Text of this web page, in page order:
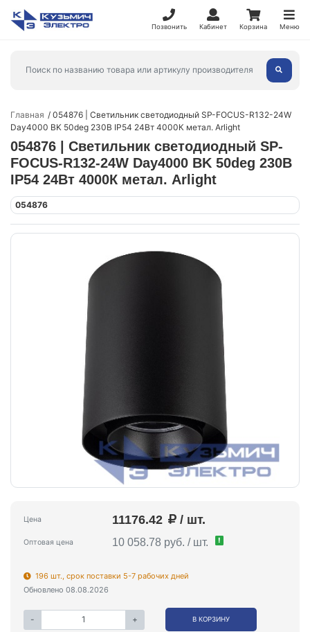
Позвонить Кабинет Корзина Меню
Главная
054876 | Светильник светодиодный SP-FOCUS-R132-24W
Day4000 BK 50deg 230В IP54 24Вт 4000К метал. Arlight
054876 | Светильник светодиодный SP-
FOCUS-R132-24W Day4000 BK 50deg 230В
IP54 24Вт 4000К метал. Arlight
054876
Цена 11176.42 / шт.
Оптовая цена 10 058.78 руб. / шт. !
196 шт., срок поставки 5-7 рабочих дней
Обновлено 08.08.2026
- + В КОРЗИНУ